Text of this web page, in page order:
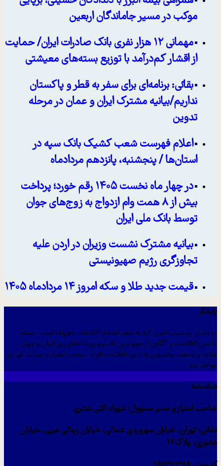
موکب در مسیر جاماندگان اربعین
مهمانی ۱۲ هزار نفری بانک صادرات ایران/ حمایت
از اقشار کم‌درآمد با توزیع بسته‌های معیشتی
بقائی: برنامه‌ای برای سفر به قطر و پاکستان
نداریم/بیانیه مشترک ایران و عمان در مرحله
تدوین
اعلام فهرست شعب کشیک بانک سپه در
استان‌ها / پنجشنبه، پانزدهم مردادماه
در چهار ماه نخست ۱۴۰۵ رقم خورد؛ پرداخت
بیش از ۸ همت وام ازدواج به زوج‌های جوان
توسط بانک ملی ایران
بیانیه مشترک نشست وزیران در اردن علیه
تجاوزگری رژیم صهیونیستی
قیمت جدید طلا و سکه امروز ۱۴ مردادماه ۱۴۰۵
پایشگر
در دنیـای پـر شتاب امروز کـه به عـصر انفـجار اطلاعات معروف است ، مسلما
داشتن اطلاعات و آگاهی از مهم ترین اخبار و رویدادهای روز ایران و جهان ،
علاوه بر وسعت بخشیدن به دایره اطلاعات افراد ، موجب اعتبار و منزلت آنها نیز
خواهد شد .
شناسنامه
صاحب امتیاز و مدیر مسوول: شهراد اثنی عشری
نشانی: تهران، خیابان سهروردی شمالی، خیابان زینالی غربی، خیابان
عشوری، پلاک12